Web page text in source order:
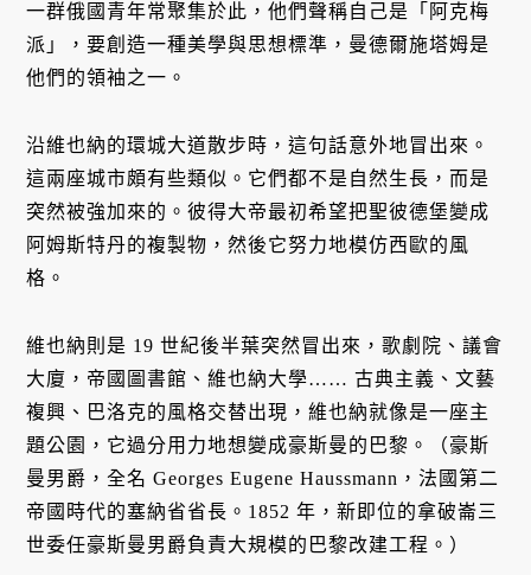
一群俄國青年常聚集於此，他們聲稱自己是「阿克梅
派」，要創造一種美學與思想標準，曼德爾施塔姆是
他們的領袖之一。
沿維也納的環城大道散步時，這句話意外地冒出來。
這兩座城市頗有些類似。它們都不是自然生長，而是
突然被強加來的。彼得大帝最初希望把聖彼德堡變成
阿姆斯特丹的複製物，然後它努力地模仿西歐的風
格。
維也納則是 19 世紀後半葉突然冒出來，歌劇院、議會
大廈，帝國圖書館、維也納大學…… 古典主義、文藝
複興、巴洛克的風格交替出現，維也納就像是一座主
題公園，它過分用力地想變成豪斯曼的巴黎。（豪斯
曼男爵，全名 Georges Eugene Haussmann，法國第二
帝國時代的塞納省省長。1852 年，新即位的拿破崙三
世委任豪斯曼男爵負責大規模的巴黎改建工程。）